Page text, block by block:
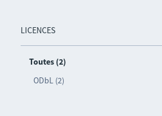
LICENCES
Toutes (2)
ODbL (2)